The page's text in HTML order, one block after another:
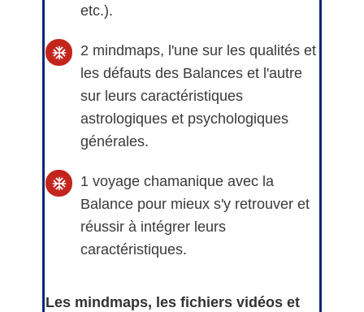
etc.).
2 mindmaps, l'une sur les qualités et
les défauts des Balances et l'autre
sur leurs caractéristiques
astrologiques et psychologiques
générales.
1 voyage chamanique avec la
Balance pour mieux s'y retrouver et
réussir à intégrer leurs
caractéristiques.
Les mindmaps, les fichiers vidéos et